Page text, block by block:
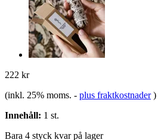
222 kr
(inkl. 25% moms. - plus fraktkostnader )
Innehåll: 1 st.
Bara 4 styck kvar på lager